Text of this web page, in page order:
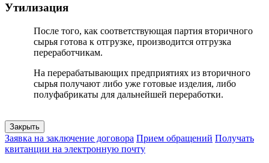
Утилизация
После того, как соответствующая партия вторичного
сырья готова к отгрузке, производится отгрузка
переработчикам.
На перерабатывающих предприятиях из вторичного
сырья получают либо уже готовые изделия, либо
полуфабрикаты для дальнейшей переработки.
Закрыть
Заявка на заключение договора Прием обращений Получать
квитанции на электронную почту